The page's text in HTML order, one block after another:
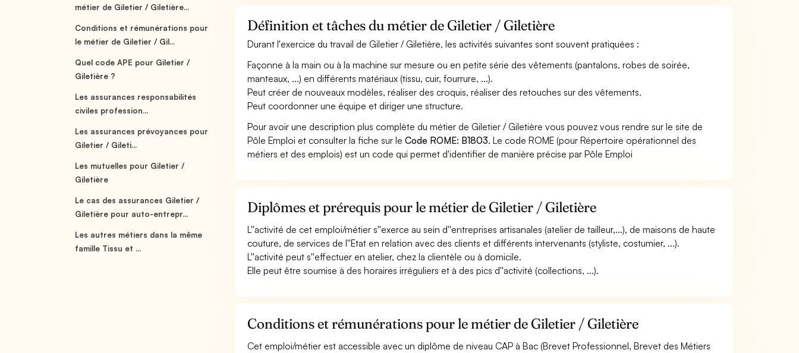
métier de Giletier / Giletière...
Conditions et rémunérations pour
le métier de Giletier / Gil...
Quel code APE pour Giletier /
Giletière ?
Les assurances responsabilités
civiles profession...
Les assurances prévoyances pour
Giletier / Gileti...
Les mutuelles pour Giletier /
Giletière
Le cas des assurances Giletier /
Giletière pour auto-entrepr...
Les autres métiers dans la même
famille Tissu et ...
Définition et tâches du métier de Giletier / Giletière
Durant l'exercice du travail de Giletier / Giletière, les activités suivantes sont souvent pratiquées :
Façonne à la main ou à la machine sur mesure ou en petite série des vêtements (pantalons, robes de soirée,
manteaux, ...) en différents matériaux (tissu, cuir, fourrure, ...).
Peut créer de nouveaux modèles, réaliser des croquis, réaliser des retouches sur des vêtements.
Peut coordonner une équipe et diriger une structure.
Pour avoir une description plus complète du métier de Giletier / Giletière vous pouvez vous rendre sur le site de
Pôle Emploi et consulter la fiche sur leCode ROME: B1803. Le code ROME (pour Répertoire opérationnel des
métiers et des emplois) est un code qui permet d'identifier de manière précise par Pôle Emploi
Diplômes et prérequis pour le métier de Giletier / Giletière
L''activité de cet emploi/métier s''exerce au sein d''entreprises artisanales (atelier de tailleur,...), de maisons de haute
couture, de services de l''Etat en relation avec des clients et différents intervenants (styliste, costumier, ...).
L''activité peut s''effectuer en atelier, chez la clientèle ou à domicile.
Elle peut être soumise à des horaires irréguliers et à des pics d''activité (collections, ...).
Conditions et rémunérations pour le métier de Giletier / Giletière
Cet emploi/métier est accessible avec un diplôme de niveau CAP à Bac (Brevet Professionnel, Brevet des Métiers